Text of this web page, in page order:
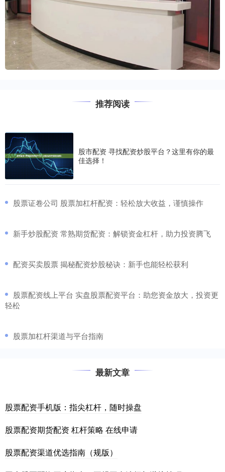
推荐阅读
股市配资 寻找配资炒股平台？这里有你的最
佳选择！
​股票证卷公司 股票加杠杆配资：轻松放大收益，谨慎操作
​新手炒股配资 常熟期货配资：解锁资金杠杆，助力投资腾飞
​配资买卖股票 揭秘配资炒股秘诀：新手也能轻松获利
​股票配资线上平台 实盘股票配资平台：助您资金放大，投资更
轻松
​股票加杠杆渠道与平台指南
最新文章
股票配资手机版：指尖杠杆，随时操盘
股票配资期货配资 杠杆策略 在线申请
股票配资渠道优选指南（规版）